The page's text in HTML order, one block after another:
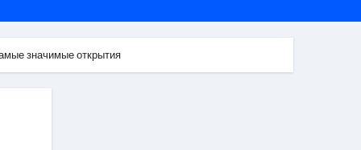
значимые открытия